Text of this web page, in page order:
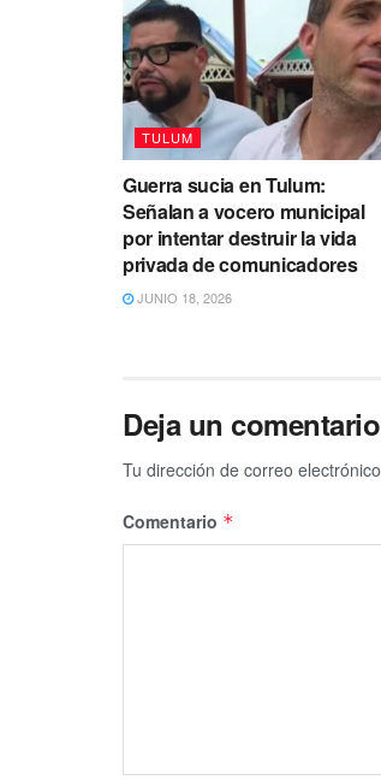
TULUM
Guerra sucia en Tulum:
Señalan a vocero municipal
por intentar destruir la vida
privada de comunicadores
JUNIO 18, 2026
Deja un comentario
Tu dirección de correo
Comentario *